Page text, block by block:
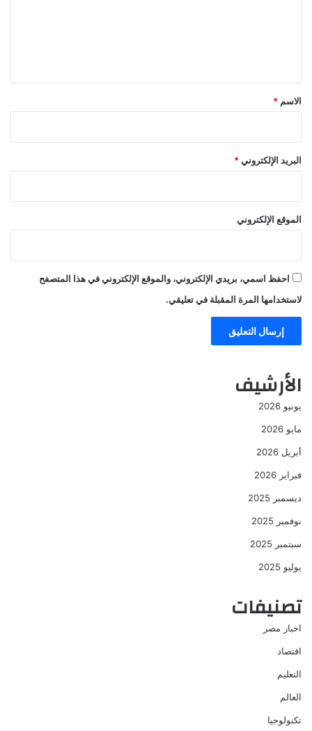
*
الاسم *
البريد الإلكتروني *
الموقع الإلكتروني
احفظ اسمي، بريدي الإلكتروني، والموقع الإلكتروني في هذا المتصفح
لاستخدامها المرة المقبلة في تعليقي.
الأرشيف
يونيو 2026
مايو 2026
أبريل 2026
فبراير 2026
ديسمبر 2025
نوفمبر 2025
سبتمبر 2025
يوليو 2025
تصنيفات
اخبار مصر
اقتصاد
التعليم
العالم
تكنولوجيا